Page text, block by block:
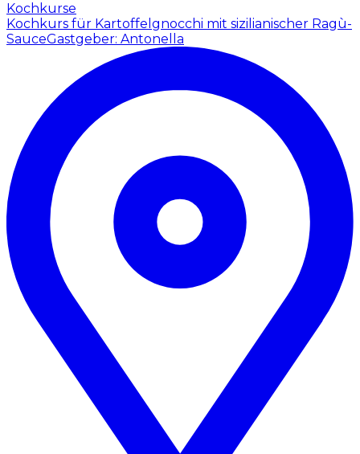
Kochkurse
Kochkurs für Kartoffelgnocchi mit sizilianischer Ragù-
SauceGastgeber: Antonella